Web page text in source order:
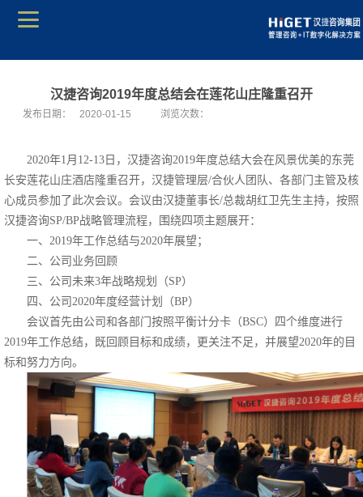
汉捷咨询2019年度总结会在莲花山庄隆重召开
发布日期： 2020-01-15 浏览次数：
2020年1月12-13日，汉捷咨询2019年度总结大会在风景优美的东莞
长安莲花山庄酒店隆重召开，汉捷管理层/合伙人团队、各部门主管及核
心成员参加了此次会议。会议由汉捷董事长/总裁胡红卫先生主持，按照
汉捷咨询SP/BP战略管理流程，围绕四项主题展开：
一、2019年工作总结与2020年展望；
二、公司业务回顾
三、公司未来3年战略规划（SP）
四、公司2020年度经营计划（BP）
会议首先由公司和各部门按照平衡计分卡（BSC）四个维度进行
2019年工作总结，既回顾目标和成绩，更关注不足，并展望2020年的目
标和努力方向。